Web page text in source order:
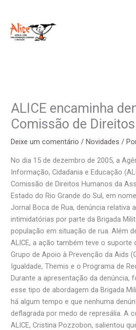
conteúdo
ALICE encaminha
Comissão de
Deixe um comentário /Novidades /
No dia 15 de dezembro de 2005, a
Informação, Cidadania e Educação
Comissão de Direitos Humanos da
Estado do Rio Grande do Sul, em
Jornal Boca de Rua, denúncia relativa
intimidatórias por parte da Brigada
população em situação de rua. Além
ALICE, a ação também teve o suporte
Grupo de Apoio à Prevenção da Aids
Igualdade, Themis e o Programa de
Durante a apresentação da denúncia,
esse tipo de abordagem da Brigada
há algum tempo e que nenhuma
deflagrada por medo de represália. A
ALICE, Cristina Pozzobon, salientou